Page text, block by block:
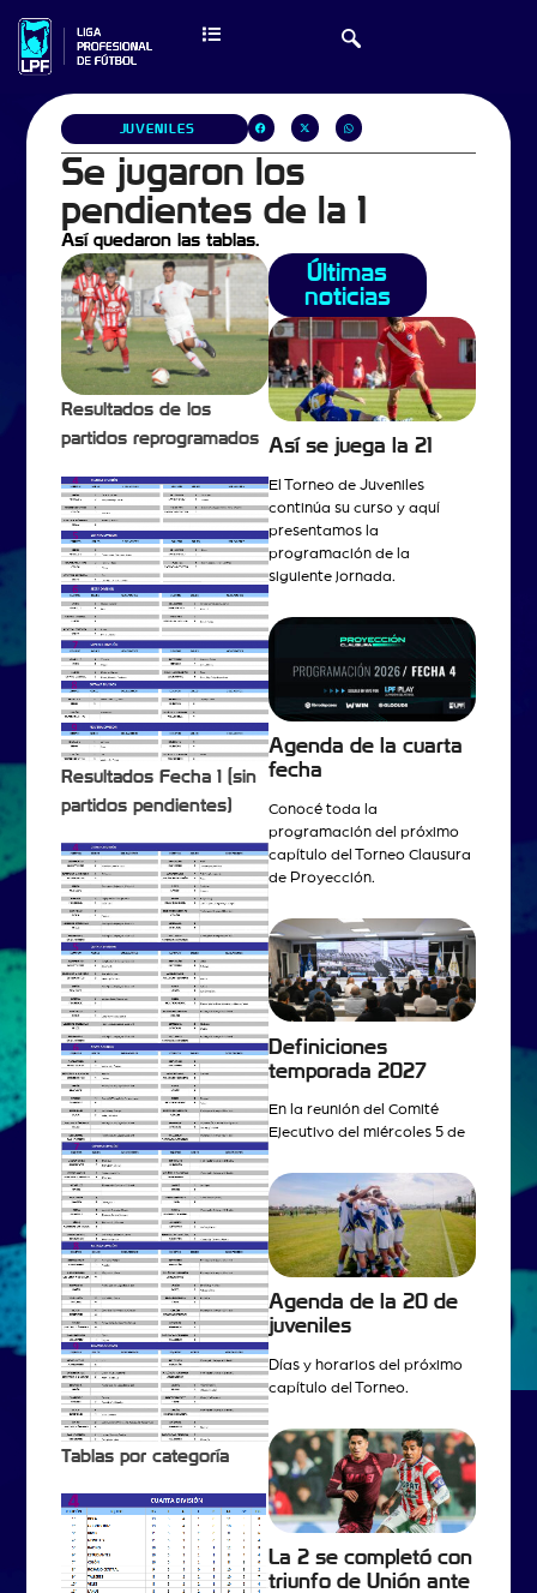
JUVENILES
Se jugaron los
pendientes de la 1
Así quedaron las tablas.
Resultados de los
partidos reprogramados
Resultados Fecha 1 (sin
partidos pendientes)
Tablas por categoría
Últimas
noticias
Así se juega la 21
El Torneo de Juveniles
continúa su curso y aquí
presentamos la
programación de la
siguiente jornada.
Agenda de la cuarta
fecha
Conocé toda la
programación del próximo
capítulo del Torneo Clausura
de Proyección.
Definiciones
temporada 2027
En la reunión del Comité
Ejecutivo del miércoles 5 de
Agenda de la 20 de
juveniles
Días y horarios del próximo
capítulo del Torneo.
La 2 se completó con
triunfo de Unión ante